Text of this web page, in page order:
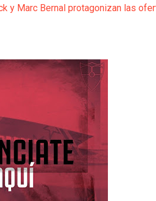
y Marc Bernal protagonizan las